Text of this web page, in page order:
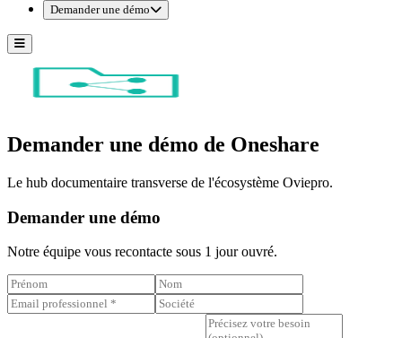
Demander une démo
Demander une démo de Oneshare
Le hub documentaire transverse de l'écosystème Oviepro.
Demander une démo
Notre équipe vous recontacte sous 1 jour ouvré.